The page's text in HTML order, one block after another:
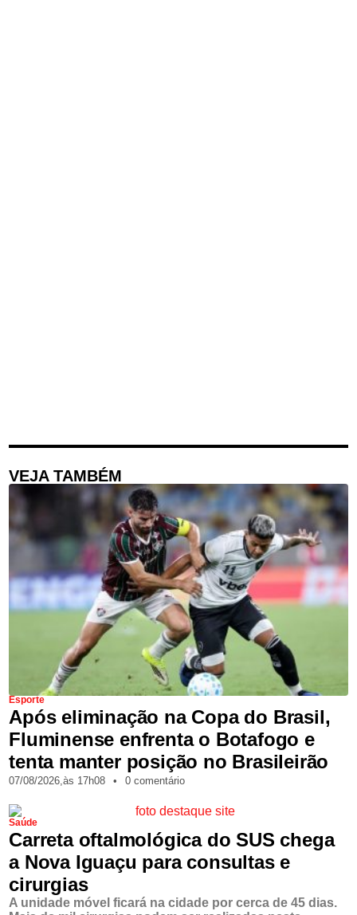
VEJA TAMBÉM
Esporte
Após eliminação na Copa do Brasil,
Fluminense enfrenta o Botafogo e
tenta manter posição no Brasileirão
07/08/2026,às 17h08 • 0 comentário
Saúde
Carreta oftalmológica do SUS chega
a Nova Iguaçu para consultas e
cirurgias
A unidade móvel ficará na cidade por cerca de 45 dias.